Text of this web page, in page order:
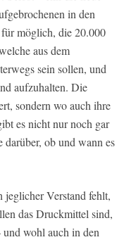
in den
möglich, die 20.000
aus dem
sein sollen, und
aufzuhalten. Die
sondern wo auch ihre
es nicht nur noch gar
ob und wann es
jeglicher Verstand fehlt,
das Druckmittel sind,
wohl auch in den